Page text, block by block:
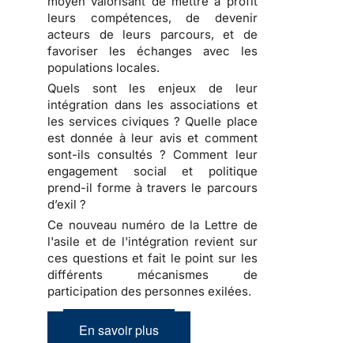
leurs compétences, de devenir
acteurs de leurs parcours, et de
favoriser les échanges avec les
populations locales.
Quels sont les enjeux de leur
intégration dans les associations et
les services civiques ? Quelle place
est donnée à leur avis et comment
sont-ils consultés ? Comment leur
engagement social et politique
prend-il forme à travers le parcours
d’exil ?
Ce nouveau numéro de la Lettre de
l'asile et de l'intégration revient sur
ces questions et fait le point sur les
différents mécanismes de
participation des personnes exilées.
En savoir plus